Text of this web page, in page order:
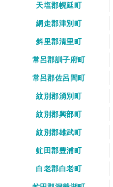
天塩郡幌延町
網走郡津別町
斜里郡清里町
常呂郡訓子府町
常呂郡佐呂間町
紋別郡湧別町
紋別郡興部町
紋別郡雄武町
虻田郡豊浦町
白老郡白老町